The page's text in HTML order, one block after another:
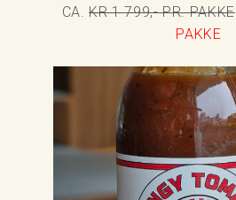
CA.KR 1 799,- PR. PAKKE
PAKKE